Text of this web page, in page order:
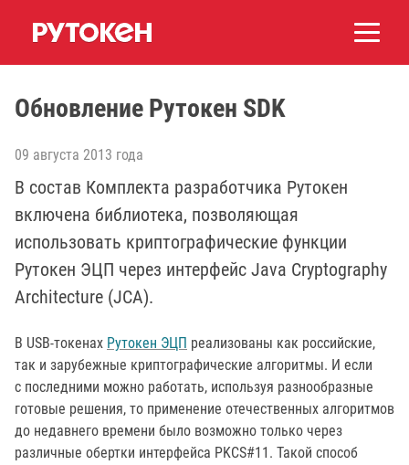
Обновление Рутокен SDK
09 августа 2013 года
В состав Комплекта разработчика Рутокен
включена библиотека, позволяющая
использовать криптографические функции
Рутокен ЭЦП через интерфейс Java Cryptography
Architecture (JCA).
В USB-токенах Рутокен ЭЦП реализованы как российские,
так и зарубежные криптографические алгоритмы. И если
с последними можно работать, используя разнообразные
готовые решения, то применение отечественных алгоритмов
до недавнего времени было возможно только через
различные обертки интерфейса PKCS#11. Такой способ